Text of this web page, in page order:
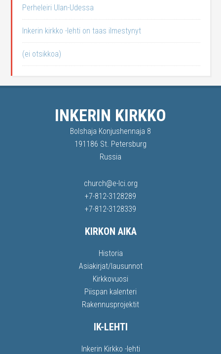
Perheleiri Ulan-Udessa
Inkerin kirkko -lehti on taas ilmestynyt
(ei otsikkoa)
INKERIN KIRKKO
Bolshaja Konjushennaja 8
191186 St. Petersburg
Russia
church@e-lci.org
+7-812-3128289
+7-812-3128339
KIRKON AIKA
Historia
Asiakirjat/lausunnot
Kirkkovuosi
Piispan kalenteri
Rakennusprojektit
IK-LEHTI
Inkerin Kirkko -lehti